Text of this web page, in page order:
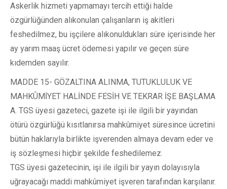
Askerlik hizmeti yapmamayı tercih ettiği halde
özgürlüğünden alıkonulan çalışanların iş akitleri
feshedilmez, bu işçilere alıkonuldukları süre içerisinde her
ay yarım maaş ücret ödemesi yapılır ve geçen süre
kıdemden sayılır.
MADDE 15- GÖZALTINA ALINMA, TUTUKLULUK VE
MAHKÛMİYET HALİNDE FESİH VE TEKRAR İŞE BAŞLAMA
A. TGS üyesi gazeteci, gazete işi ile ilgili bir yayından
ötürü özgürlüğü kısıtlanırsa mahkûmiyet süresince ücretini
bütün haklarıyla birlikte işverenden almaya devam eder ve
iş sözleşmesi hiçbir şekilde feshedilemez.
TGS üyesi gazetecinin, işi ile ilgili bir yayın dolayısıyla
uğrayacağı maddi mahkûmiyet işveren tarafından karşılanır.